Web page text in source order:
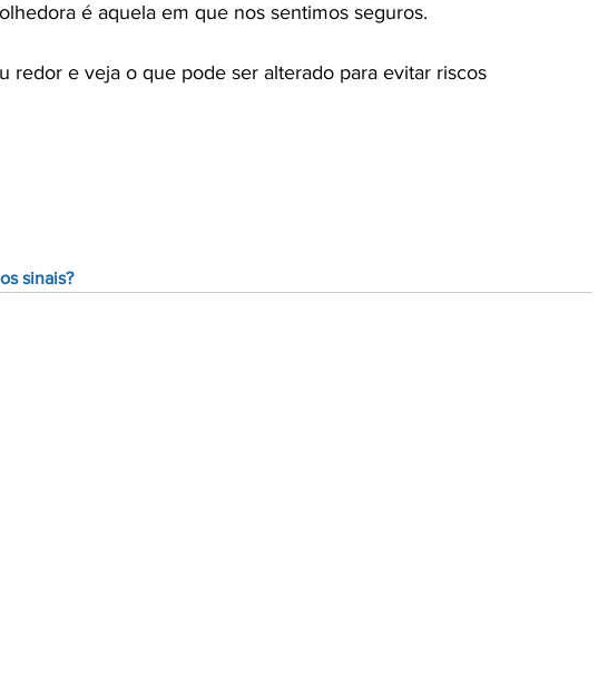
é aquela em que nos sentimos seguros.
redor e veja o que pode ser alterado para evitar riscos
sinais?